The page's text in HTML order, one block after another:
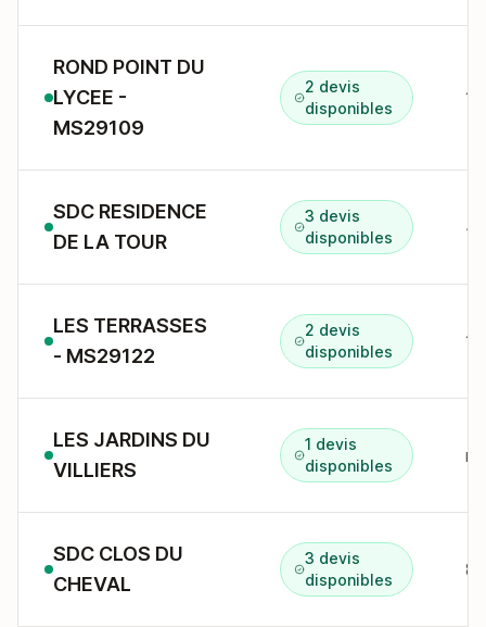
ROND POINT DU
LYCEE -
MS29109
2 devis
disponibles
SDC RESIDENCE
DE LA TOUR
3 devis
disponibles
4
LES TERRASSES
- MS29122
2 devis
disponibles
LES JARDINS DU
VILLIERS
1 devis
disponibles
r
SDC CLOS DU
CHEVAL
3 devis
disponibles
8